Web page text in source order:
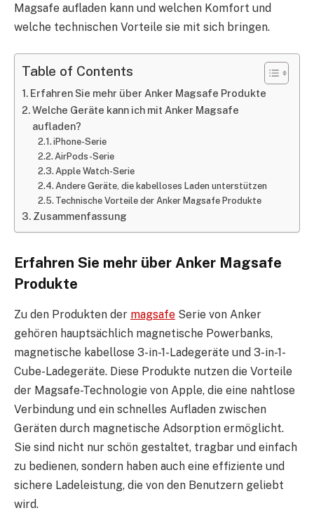
Magsafe aufladen kann und welchen Komfort und
welche technischen Vorteile sie mit sich bringen.
Table of Contents
Erfahren Sie mehr über Anker Magsafe Produkte
Welche Geräte kann ich mit Anker Magsafe
aufladen?
iPhone-Serie
AirPods-Serie
Apple Watch-Serie
Andere Geräte, die kabelloses Laden unterstützen
Technische Vorteile der Anker Magsafe Produkte
Zusammenfassung
Erfahren Sie mehr über Anker Magsafe
Produkte
Zu den Produkten der magsafe Serie von Anker
gehören hauptsächlich magnetische Powerbanks,
magnetische kabellose 3-in-1-Ladegeräte und 3-in-1-
Cube-Ladegeräte. Diese Produkte nutzen die Vorteile
der Magsafe-Technologie von Apple, die eine nahtlose
Verbindung und ein schnelles Aufladen zwischen
Geräten durch magnetische Adsorption ermöglicht.
Sie sind nicht nur schön gestaltet, tragbar und einfach
zu bedienen, sondern haben auch eine effiziente und
sichere Ladeleistung, die von den Benutzern geliebt
wird.